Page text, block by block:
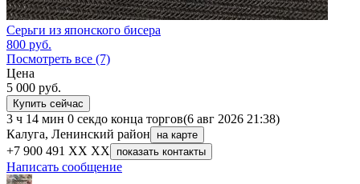
Серьги из японского бисера
800 руб.
Посмотреть все (7)
Цена
5 000 руб.
Купить сейчас
3 ч 14 мин 0 секдо конца торгов(6 авг 2026 21:38)
Калуга, Ленинский район
на карте
+7 900 491 XX XX показать контакты
Написать сообщение